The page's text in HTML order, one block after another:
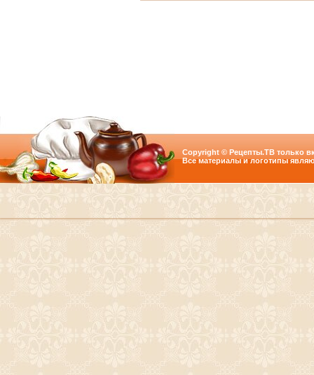
Copyright © Рецепты.ТВ только
Все материалы и логотипы